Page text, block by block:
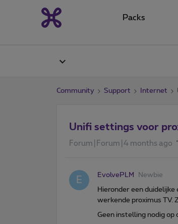
Packs
Community Support Internet
Unifi settings voor
Forum|Forum|4 months ago
E EvolvePLM Newbie
Hieronder een
werkende proximus TV.
Geen instelling nodig op